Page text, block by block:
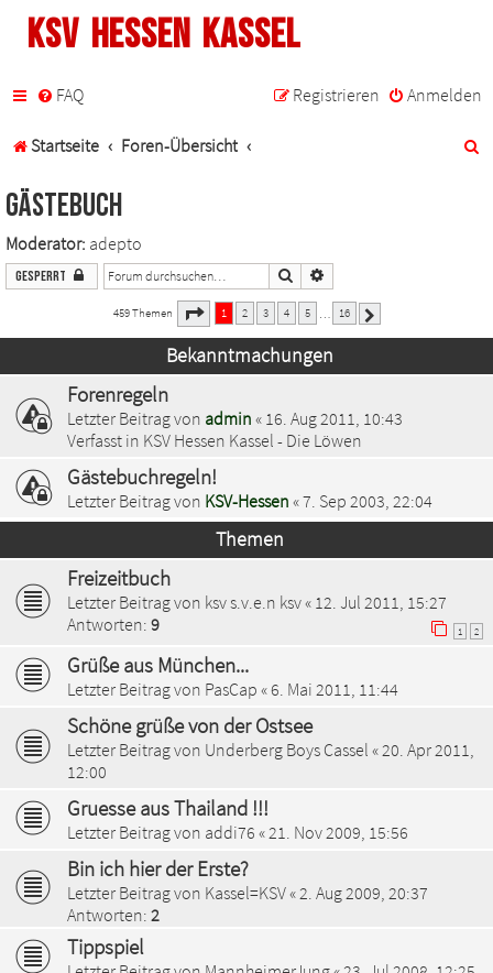
KSV Hessen Kassel
FAQ Anmelden
Registrieren
Startseite Foren-Übersicht
Gästebuch
Moderator: adepto
Gesperrt Suche
459 Themen Seite von 16
1 2 3 4 5 16
Bekanntmachungen
Forenregeln
Letzter Beitrag von admin « 16. Aug 2011, 10:43
Verfasst in KSV Hessen Kassel - Die Löwen
Gästebuchregeln!
Letzter Beitrag von KSV-Hessen «7. Sep 2003, 22:04
Themen
Freizeitbuch
Letzter Beitrag von ksv s.v.e.n ksv« 12. Jul 2011, 15:27
Antworten: 9 1 2
Grüße aus München...
Letzter Beitrag von PasCap «6. Mai 2011, 11:44
Schöne grüße von der Ostsee
Letzter Beitrag von Underberg Boys Cassel « 20. Apr 2011,
12:00
Gruesse aus Thailand !!!
Letzter Beitrag von addi76 « 21. Nov 2009, 15:56
Bin ich hier der Erste?
Letzter Beitrag von Kassel=KSV« 2. Aug 2009, 20:37
Antworten: 2
Tippspiel